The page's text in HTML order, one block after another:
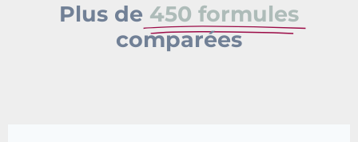
Plus de 450 formules
comparées